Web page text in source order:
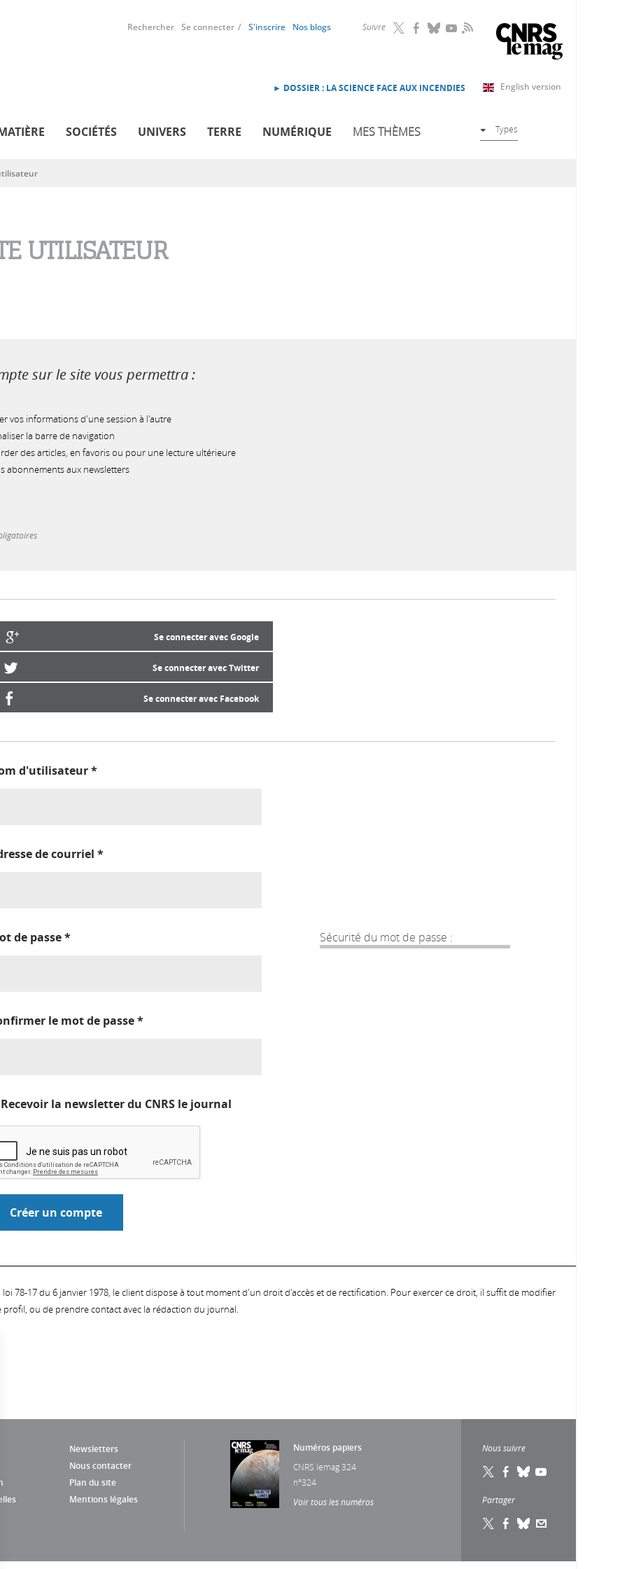
Suivre RSS
Rechercher Se connecter S'inscrire Nos blogs
English version
► DOSSIER : LA SCIENCE FACE AUX INCENDIES
SOCIÉTÉS UNIVERS TERRE NUMÉRIQUE MES THÈMES Types
UTILISATEUR
sur le site vous permettra :
vos informations d'une session à l'autre
la barre de navigation
des articles, en favoris ou pour une lecture ultérieure
abonnements aux newsletters
Se connecter avec Google
Se connecter avec Twitter
Se connecter avec Facebook
d'utilisateur*
de courriel *
Sécurité du mot de passe :
de passe*
le mot de passe*
Recevoir la newsletter du CNRS le journal
78-17 du 6 janvier 1978, le client dispose à tout moment d'un droit d'accès et de rectification. Pour exercer ce droit, il suffit de modifier
ou de prendre contact avec la rédaction du journal.
Newsletters
Nous contacter
Plan du site
Mentions légales
Numéros papiers
CNRS lemag 324
n°324
Voir tous les numéros
Nous suivre
Partager